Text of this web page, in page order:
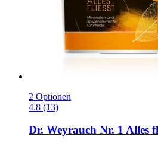
2 Optionen
4.8 (13)
Dr. Weyrauch Nr. 1 Alles